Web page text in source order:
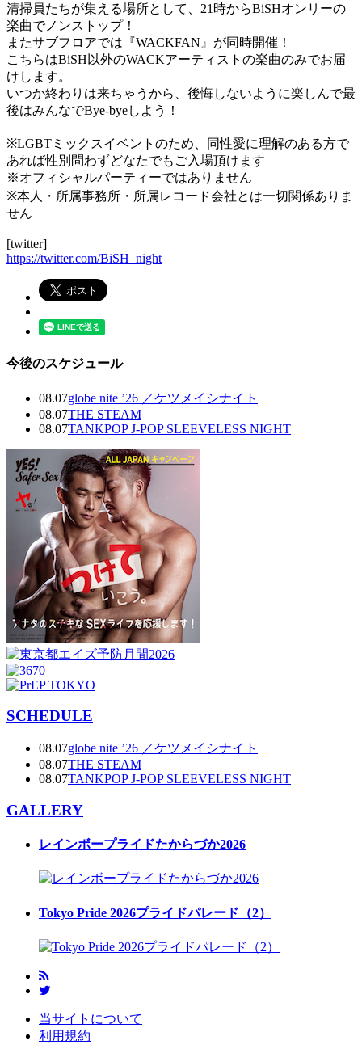
清掃員たちが集える場所として、21時からBiSHオンリーの
楽曲でノンストップ！
またサブフロアでは『WACKFAN』が同時開催！
こちらはBiSH以外のWACKアーティストの楽曲のみでお届
けします。
いつか終わりは来ちゃうから、後悔しないように楽しんで最
後はみんなでBye-byeしよう！
※LGBTミックスイベントのため、同性愛に理解のある方で
あれば性別問わずどなたでもご入場頂けます
※オフィシャルパーティーではありません
※本人・所属事務所・所属レコード会社とは一切関係ありま
せん
[twitter]
https://twitter.com/BiSH_night
今後のスケジュール
08.07globe nite ’26 ／ケツメイシナイト
08.07THE STEAM
08.07TANKPOP J-POP SLEEVELESS NIGHT
SCHEDULE
08.07globe nite ’26 ／ケツメイシナイト
08.07THE STEAM
08.07TANKPOP J-POP SLEEVELESS NIGHT
GALLERY
レインボープライドたからづか2026
Tokyo Pride 2026プライドパレード（2）
当サイトについて
利用規約